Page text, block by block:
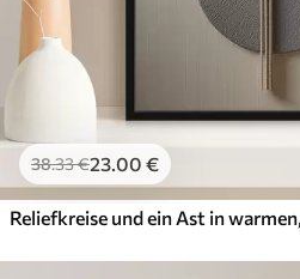
38.33€23.00 €